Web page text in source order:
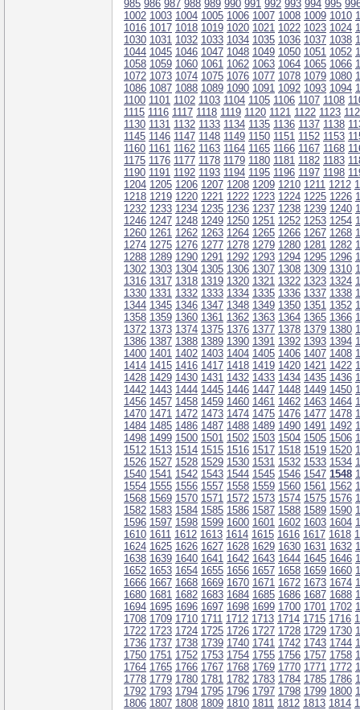
985 986 987 988 989 990 991 992 993 994 995
1002 1003 1004 1005 1006 1007 1008 1009 1010
1016 1017 1018 1019 1020 1021 1022 1023 1024
1030 1031 1032 1033 1034 1035 1036 1037 1038
1044 1045 1046 1047 1048 1049 1050 1051 1052
1058 1059 1060 1061 1062 1063 1064 1065 1066
1072 1073 1074 1075 1076 1077 1078 1079 1080
1086 1087 1088 1089 1090 1091 1092 1093 1094
1100 1101 1102 1103 1104 1105 1106 1107 1108
1115 1116 1117 1118 1119 1120 1121 1122 1123
1130 1131 1132 1133 1134 1135 1136 1137 1138
1145 1146 1147 1148 1149 1150 1151 1152 1153
1160 1161 1162 1163 1164 1165 1166 1167 1168
1175 1176 1177 1178 1179 1180 1181 1182 1183
1190 1191 1192 1193 1194 1195 1196 1197 1198
1204 1205 1206 1207 1208 1209 1210 1211 1212
1218 1219 1220 1221 1222 1223 1224 1225 1226
1232 1233 1234 1235 1236 1237 1238 1239 1240
1246 1247 1248 1249 1250 1251 1252 1253 1254
1260 1261 1262 1263 1264 1265 1266 1267 1268
1274 1275 1276 1277 1278 1279 1280 1281 1282
1288 1289 1290 1291 1292 1293 1294 1295 1296
1302 1303 1304 1305 1306 1307 1308 1309 1310
1316 1317 1318 1319 1320 1321 1322 1323 1324
1330 1331 1332 1333 1334 1335 1336 1337 1338
1344 1345 1346 1347 1348 1349 1350 1351 1352
1358 1359 1360 1361 1362 1363 1364 1365 1366
1372 1373 1374 1375 1376 1377 1378 1379 1380
1386 1387 1388 1389 1390 1391 1392 1393 1394
1400 1401 1402 1403 1404 1405 1406 1407 1408
1414 1415 1416 1417 1418 1419 1420 1421 1422
1428 1429 1430 1431 1432 1433 1434 1435 1436
1442 1443 1444 1445 1446 1447 1448 1449 1450
1456 1457 1458 1459 1460 1461 1462 1463 1464
1470 1471 1472 1473 1474 1475 1476 1477 1478
1484 1485 1486 1487 1488 1489 1490 1491 1492
1498 1499 1500 1501 1502 1503 1504 1505 1506
1512 1513 1514 1515 1516 1517 1518 1519 1520
1526 1527 1528 1529 1530 1531 1532 1533 1534
1540 1541 1542 1543 1544 1545 1546 1547 1548
1554 1555 1556 1557 1558 1559 1560 1561 1562
1568 1569 1570 1571 1572 1573 1574 1575 1576
1582 1583 1584 1585 1586 1587 1588 1589 1590
1596 1597 1598 1599 1600 1601 1602 1603 1604
1610 1611 1612 1613 1614 1615 1616 1617 1618
1624 1625 1626 1627 1628 1629 1630 1631 1632
1638 1639 1640 1641 1642 1643 1644 1645 1646
1652 1653 1654 1655 1656 1657 1658 1659 1660
1666 1667 1668 1669 1670 1671 1672 1673 1674
1680 1681 1682 1683 1684 1685 1686 1687 1688
1694 1695 1696 1697 1698 1699 1700 1701 1702
1708 1709 1710 1711 1712 1713 1714 1715 1716
1722 1723 1724 1725 1726 1727 1728 1729 1730
1736 1737 1738 1739 1740 1741 1742 1743 1744
1750 1751 1752 1753 1754 1755 1756 1757 1758
1764 1765 1766 1767 1768 1769 1770 1771 1772
1778 1779 1780 1781 1782 1783 1784 1785 1786
1792 1793 1794 1795 1796 1797 1798 1799 1800
1806 1807 1808 1809 1810 1811 1812 1813 1814